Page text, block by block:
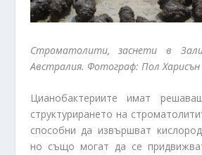
Строматолити, заснети в
Австралия. Фотограф: Пол Харисън
Цианобактериите имат
структурирането на
способни да извършват
но също могат да се